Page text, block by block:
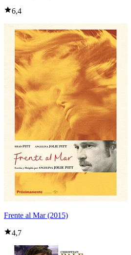
6,4
Frente al Mar (2015)
4,7